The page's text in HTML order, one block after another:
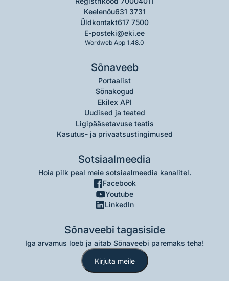
Keelenõu631 3731
Üldkontakt617 7500
E-posteki@eki.ee
Wordweb App 1.48.0
Sõnaveeb
Portaalist
Sõnakogud
Ekilex API
Uudised ja teated
Ligipääsetavuse teatis
Kasutus- ja privaatsustingimused
Sotsiaalmeedia
Hoia pilk peal meie sotsiaalmeedia kanalitel.
Facebook
Youtube
LinkedIn
Sõnaveebi tagasiside
Iga arvamus loeb ja aitab Sõnaveebi paremaks teha!
Kirjuta meile